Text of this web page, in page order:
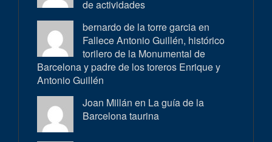
de actividades
bernardo de la torre garcia en
Fallece Antonio Guillén, histórico
torilero de la Monumental de
Barcelona y padre de los toreros Enrique y
Antonio Guillén
Joan Millán en La guía de la
Barcelona taurina